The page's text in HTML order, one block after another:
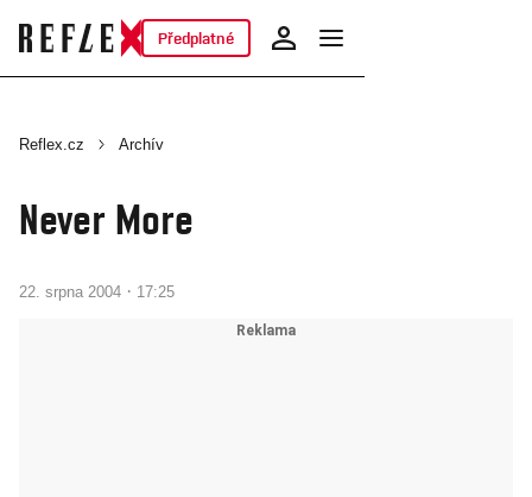
Předplatné
Reflex.cz Archív
Never More
22. srpna 2004 · 17:25